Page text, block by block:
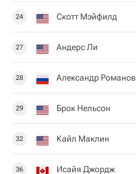
24 Скотт Мэйфилд
27 Андерс Ли
28 Александр Романов
29 Брок Нельсон
32 Кайл Маклин
36 Исайя Джордж